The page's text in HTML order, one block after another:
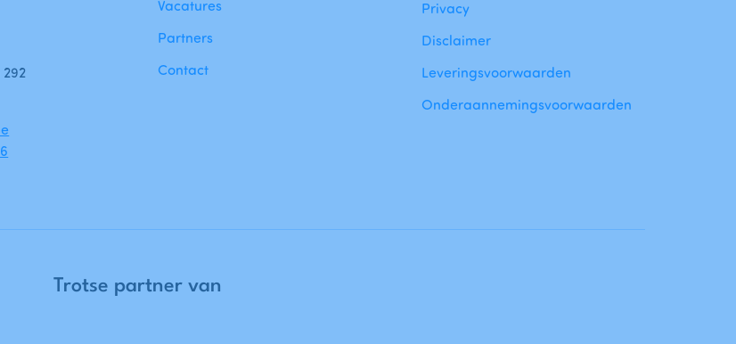
Privacy
Disclaimer
Leveringsvoorwaarden
Onderaannemingsvoorwaarden
Vacatures
Partners
Contact
Trotse partnervan